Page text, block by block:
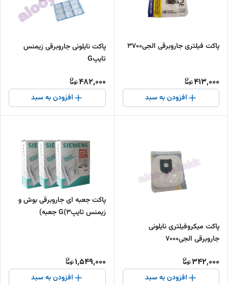
پاکت فیلتری جاروبرقی الجی3700
413,000
افزودن به سبد
پاکت نایلونی جاروبرقی زیمنس
تایپG
482,000
افزودن به سبد
پاکت میکروفیلتری نایلونی
جاروبرقی الجی7000
342,000
افزودن به سبد
پاکت جعبه ای جاروبرقی بوش و
زیمنس تایپG(۳ جعبه)
1,549,000
افزودن به سبد